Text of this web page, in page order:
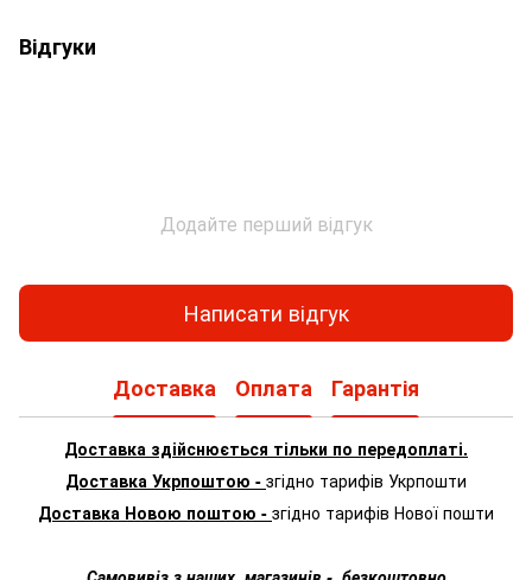
Відгуки
Додайте перший відгук
Написати відгук
Доставка Оплата Гарантія
Доставка здійснюється тільки по передоплаті.
Доставка Укрпоштою - згідно тарифів Укрпошти
Доставка Новою поштою - згідно тарифів Нової пошти